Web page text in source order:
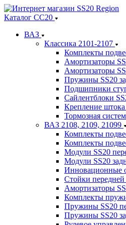
Каталог СС20
ВАЗ
Классика 2101-2107
Комплекты
Амортизаторы
Амортизаторы
Пружины SS20
Подшипники
Сайлентблоки
Крепление штока
Тормозная
ВАЗ 2108, 2109, 21099
Комплекты
Комплекты
Модули SS20
Модули SS20
Инновационные
Стойки передней
Амортизаторы
Комплекты
Пружины SS20
Пружины SS20